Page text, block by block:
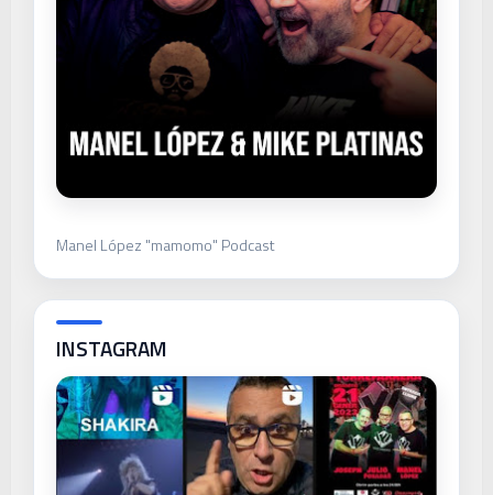
Manel López "mamomo" Podcast
INSTAGRAM